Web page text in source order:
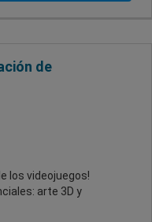
de
los videojuegos!
arte 3D y